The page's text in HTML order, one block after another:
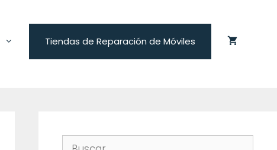
Tiendas de Reparación de Móviles
Buscar: